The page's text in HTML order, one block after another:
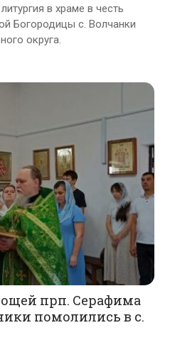
в храме в честь
Богородицы с. Волчанки
округа.
прп. Серафима
помолились в с.